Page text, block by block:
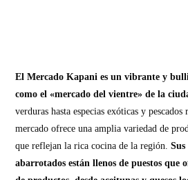
El Mercado Kapani es un vibrante y
como el «mercado del vientre» de la
verduras hasta especias exóticas y
mercado ofrece una amplia variedad de
que reflejan la rica cocina de la región.
abarrotados están llenos de puestos que